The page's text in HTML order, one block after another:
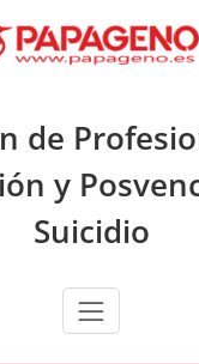
de
y
Suicidio